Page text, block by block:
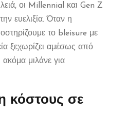
οι Millennial και Gen Z
ευελιξία. Όταν η
το bleisure με
ξεχωρίζει αμέσως από
μιλάνε για
κόστους σε